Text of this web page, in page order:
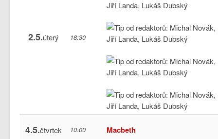
2.5.úterý 18:30
4.5.čtvrtek 10:00 Macbeth